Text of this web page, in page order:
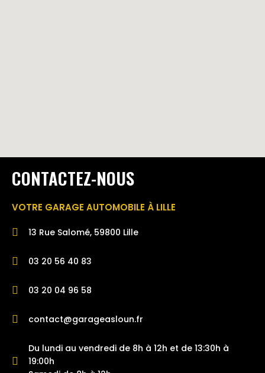
CONTACTEZ-NOUS
VOTRE GARAGE AUTOMOBILE À LILLE
13 Rue Salomé, 59800 Lille
03 20 56 40 83
03 20 04 96 58
contact@garageasloun.fr
Du lundi au vendredi de 8h à 12h et de 13:30h à
19:00h